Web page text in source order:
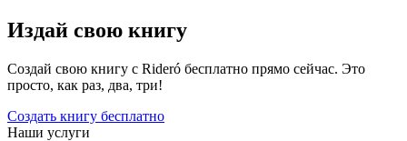
Издай свою книгу
Создай свою книгу с Rideró бесплатно прямо сейчас. Это
просто, как раз, два, три!
Создать книгу бесплатно
Наши услуги